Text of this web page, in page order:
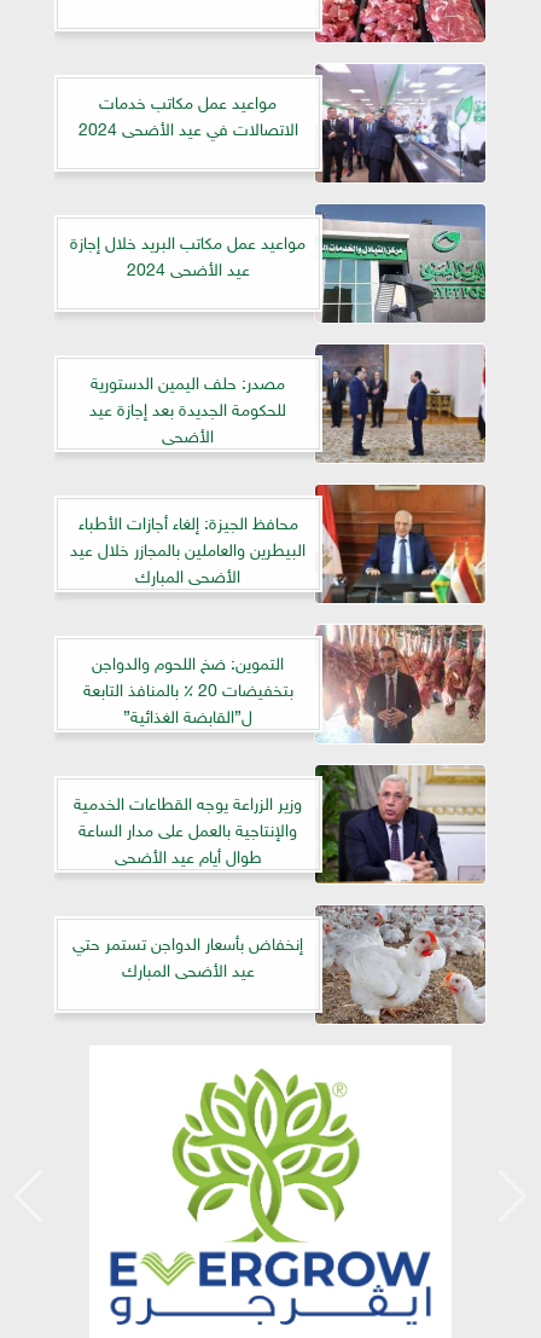
مواعيد عمل مكاتب خدمات
الاتصالات في عيد الأضحى 2024
مواعيد عمل مكاتب البريد خلال إجازة
عيد الأضحى 2024
مصدر: حلف اليمين الدستورية
للحكومة الجديدة بعد إجازة عيد
الأضحى
محافظ الجيزة: إلغاء أجازات الأطباء
البيطرين والعاملين بالمجازر خلال عيد
الأضحى المبارك
التموين: ضخ اللحوم والدواجن
بتخفيضات 20 ٪ بالمنافذ التابعة
ل”القابضة الغذائية”
وزير الزراعة يوجه القطاعات الخدمية
والإنتاجية بالعمل على مدار الساعة
طوال أيام عيد الأضحى
إنخفاض بأسعار الدواجن تستمر حتي
عيد الأضحى المبارك